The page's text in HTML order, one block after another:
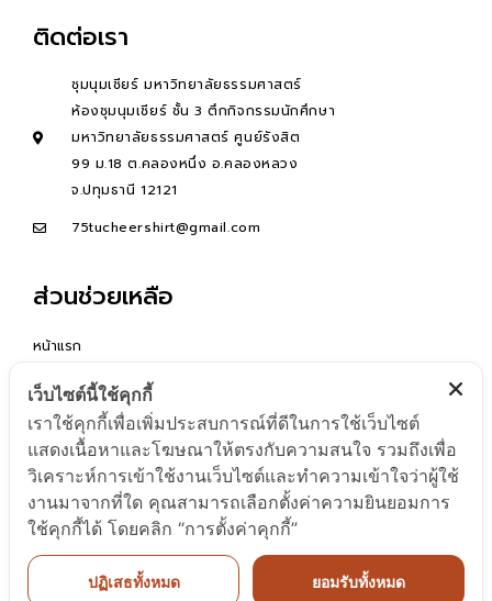
ติดต่อเรา
ชุมนุมเชียร์ มหาวิทยาลัยธรรมศาสตร์
ห้องชุมนุมเชียร์ ชั้น 3 ตึกกิจกรรมนักศึกษา
มหาวิทยาลัยธรรมศาสตร์ ศูนย์รังสิต
99 ม.18 ต.คลองหนึ่ง อ.คลองหลวง
จ.ปทุมธานี 12121
75tucheershirt@gmail.com
ส่วนช่วยเหลือ
หน้าแรก
คำถามที่พบบ่อย
ติดต่อเรา
READ MORE
เว็บไซต์นี้ใช้คุกกี้
เราใช้คุกกี้เพื่อเพิ่มประสบการณ์ที่ดีในการใช้เว็บไซต์
แสดงเนื้อหาและโฆษณาให้ตรงกับความสนใจ รวมถึงเพื่อ
วิเคราะห์การเข้าใช้งานเว็บไซต์และทำความเข้าใจว่าผู้ใช้
งานมาจากที่ใด คุณสามารถเลือกตั้งค่าความยินยอมการ
ใช้คุกกี้ได้ โดยคลิก “การตั้งค่าคุกกี้”
ปฏิเสธทั้งหมด ยอมรับทั้งหมด